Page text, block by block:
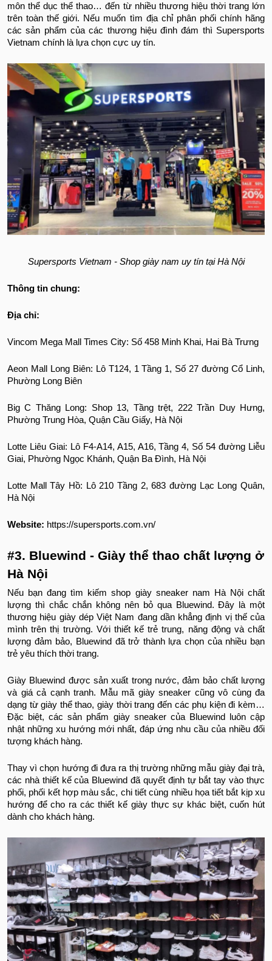
môn thể dục thể thao… đến từ nhiều thương hiệu thời trang lớn
trên toàn thế giới. Nếu muốn tìm địa chỉ phân phối chính hãng
các sản phẩm của các thương hiệu đình đám thì Supersports
Vietnam chính là lựa chọn cực uy tín.
Supersports Vietnam - Shop giày nam uy tín tại Hà Nội
Thông tin chung:
Địa chỉ:
Vincom Mega Mall Times City: Số 458 Minh Khai, Hai Bà Trưng
Aeon Mall Long Biên: Lô T124, 1 Tầng 1, Số 27 đường Cổ Linh,
Phường Long Biên
Big C Thăng Long: Shop 13, Tầng trệt, 222 Trần Duy Hưng,
Phường Trung Hòa, Quận Cầu Giấy, Hà Nội
Lotte Liêu Giai: Lô F4-A14, A15, A16, Tầng 4, Số 54 đường Liễu
Giai, Phường Ngọc Khánh, Quận Ba Đình, Hà Nội
Lotte Mall Tây Hồ: Lô 210 Tầng 2, 683 đường Lạc Long Quân,
Hà Nội
Website: https://supersports.com.vn/
#3. Bluewind - Giày thể thao chất lượng ở
Hà Nội
Nếu bạn đang tìm kiếm shop giày sneaker nam Hà Nội chất
lượng thì chắc chắn không nên bỏ qua Bluewind. Đây là một
thương hiệu giày dép Việt Nam đang dần khẳng định vị thế của
mình trên thị trường. Với thiết kế trẻ trung, năng động và chất
lượng đảm bảo, Bluewind đã trở thành lựa chọn của nhiều bạn
trẻ yêu thích thời trang.
Giày Bluewind được sản xuất trong nước, đảm bảo chất lượng
và giá cả cạnh tranh. Mẫu mã giày sneaker cũng vô cùng đa
dạng từ giày thể thao, giày thời trang đến các phụ kiện đi kèm…
Đặc biệt, các sản phẩm giày sneaker của Bluewind luôn cập
nhật những xu hướng mới nhất, đáp ứng nhu cầu của nhiều đối
tượng khách hàng.
Thay vì chọn hướng đi đưa ra thị trường những mẫu giày đại trà,
các nhà thiết kế của Bluewind đã quyết định tự bắt tay vào thực
phối, phối kết hợp màu sắc, chi tiết cùng nhiều họa tiết bắt kịp xu
hướng để cho ra các thiết kế giày thực sự khác biệt, cuốn hút
dành cho khách hàng.